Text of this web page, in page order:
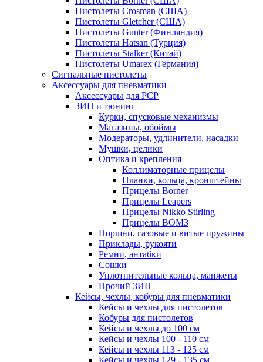
Пистолеты Crosman (США)
Пистолеты Gletcher (США)
Пистолеты Gunter (Финляндия)
Пистолеты Hatsan (Турция)
Пистолеты Stalker (Китай)
Пистолеты Umarex (Германия)
Сигнальные пистолеты
Аксессуары для пневматики
Аксессуары для PCP
ЗИП и тюнинг
Курки, спусковые механизмы
Магазины, обоймы
Модераторы, удлинители, насадки
Мушки, целики
Оптика и крепления
Коллиматорные прицелы
Планки, кольца, кронштейны
Прицелы Borner
Прицелы Leapers
Прицелы Nikko Stirling
Прицелы ВОМЗ
Поршни, газовые и витые пружины
Приклады, рукояти
Ремни, антабки
Сошки
Уплотнительные кольца, манжеты
Прочий ЗИП
Кейсы, чехлы, кобуры для пневматики
Кейсы и чехлы для пистолетов
Кобуры для пистолетов
Кейсы и чехлы до 100 см
Кейсы и чехлы 100 - 110 см
Кейсы и чехлы 113 - 125 см
Кейсы и чехлы 129 - 135 см